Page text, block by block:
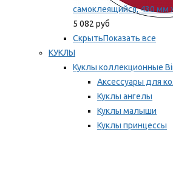
самоклеящийся, 430 мм
5 082 руб
СкрытьПоказать все
КУКЛЫ
Куклы коллекционные
Аксессуары для
Куклы ангелы
Куклы малыши
Куклы принцессы